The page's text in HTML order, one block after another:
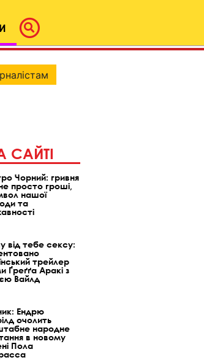
САЙТІ
Чорний: гривня
просто гроші,
нашої
та
від тебе сексу:
трейлер
Ґреґґа Аракі з
Вайлд
Ендрю
очолить
народне
в новому
Пола